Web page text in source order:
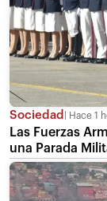
Sociedad Hace 1
Las Fuerzas
una Parada